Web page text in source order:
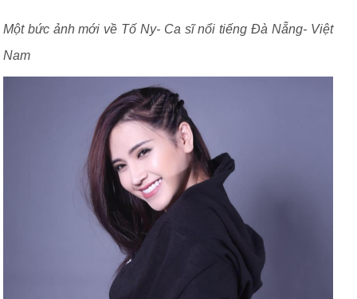
Một bức ảnh mới về Tố Ny- Ca sĩ nổi tiếng Đà Nẵng- Việt
Nam